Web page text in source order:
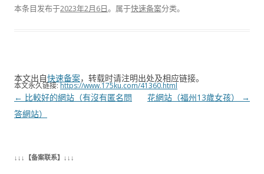
本条目发布于2023年2月6日。属于快速备案分类。
本文出自快速备案，转载时请注明出处及相应链接。
本文永久链接:https://www.175ku.com/41360.html
文
章
← 比較好的網站（有沒有匿名問
答網站）
花網站（福州13歲女孩） →
↓↓↓【备案联系】↓↓↓